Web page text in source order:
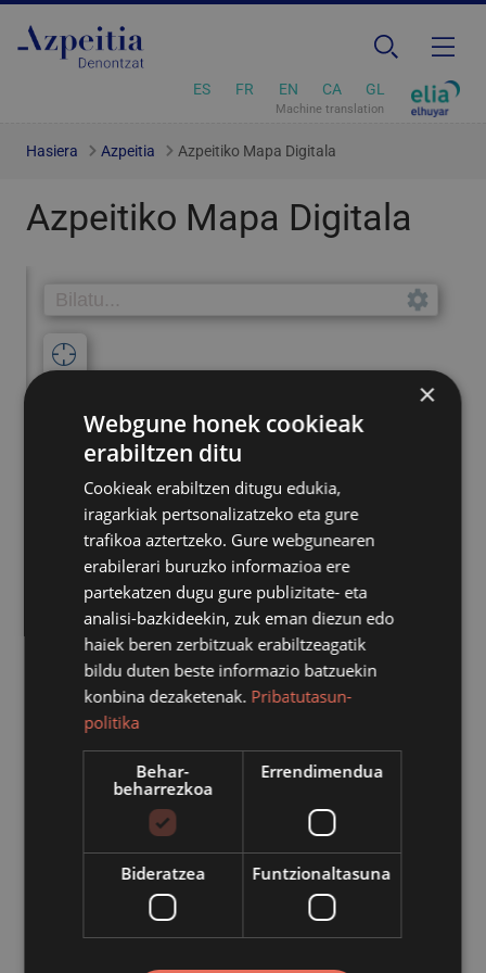
ES FR EN CA GL
Machine translation
Hasiera Azpeitia Azpeitiko Mapa Digitala
Azpeitiko Mapa Digitala
×
Webgune honek cookieak
erabiltzen ditu
Cookieak erabiltzen ditugu edukia,
iragarkiak pertsonalizatzeko eta gure
trafikoa aztertzeko. Gure webgunearen
erabilerari buruzko informazioa ere
partekatzen dugu gure publizitate- eta
analisi-bazkideekin, zuk eman diezun edo
haiek beren zerbitzuak erabiltzeagatik
bildu duten beste informazio batzuekin
konbina dezaketenak. Pribatutasun-
politika
Behar-
beharrezkoa
Errendimendua
Bideratzea Funtzionaltasuna